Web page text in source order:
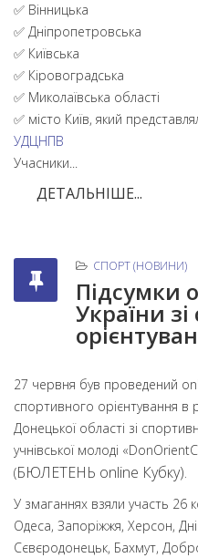
✅ Вінницька
✅ Дніпропетровська
✅ Київська
✅ Кіровоградська
✅ Миколаївська області
✅ місто Київ, який
УДЦНПВ
Учасники...
ДЕТАЛЬНІШЕ...
СПОРТ (НОВИНИ)
Підсумки
України
27 червня був проведений
спортивного орієнтування в
Донецької області зі
учнівської молоді
(БЮЛЕТЕНЬ оnline Кубку).
У змаганнях взяли участь 26
Одеса, Запоріжжя, Херсон,
Сєвєродонецьк, Бахмут,